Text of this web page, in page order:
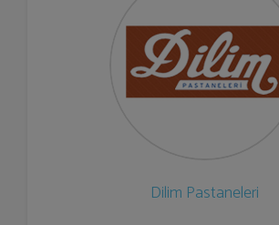
Dilim Pastaneleri